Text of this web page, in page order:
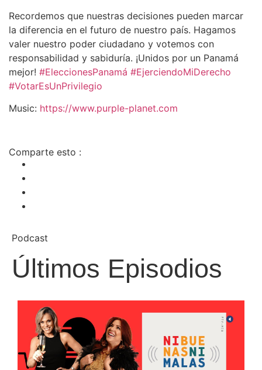
Recordemos que nuestras decisiones pueden marcar
la diferencia en el futuro de nuestro país. Hagamos
valer nuestro poder ciudadano y votemos con
responsabilidad y sabiduría. ¡Unidos por un Panamá
mejor! #EleccionesPanamá #EjerciendoMiDerecho
#VotarEsUnPrivilegio
Music: https://www.purple-planet.com
Comparte esto :
Podcast
Últimos Episodios